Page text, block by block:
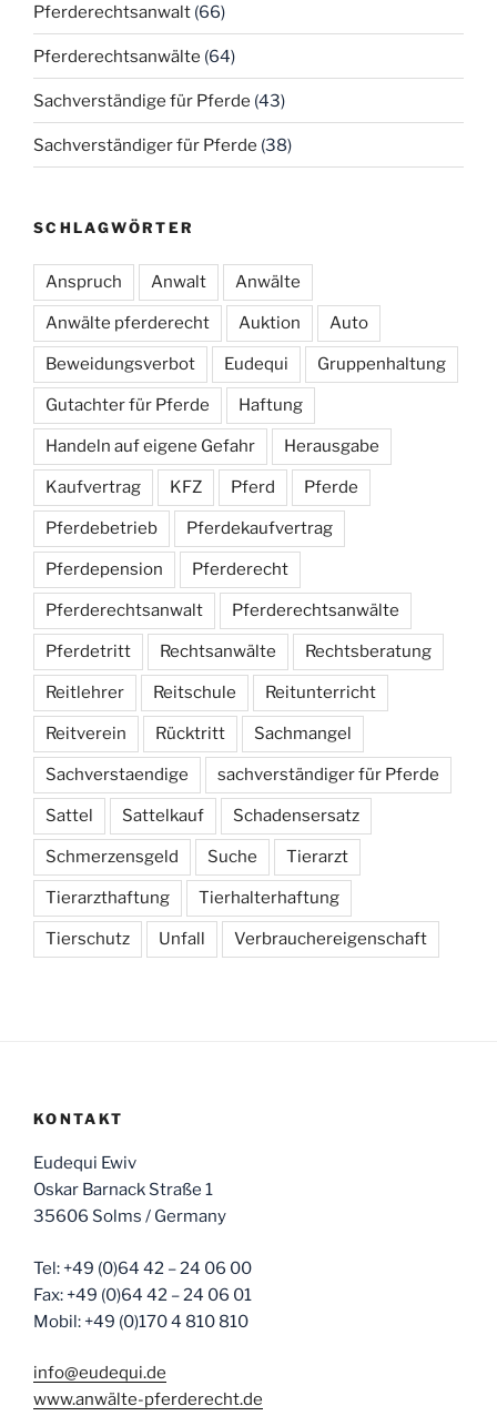
Pferderechtsanwalt (66)
Pferderechtsanwälte (64)
Sachverständige für Pferde (43)
Sachverständiger für Pferde (38)
SCHLAGWÖRTER
Anspruch Anwalt Anwälte
Anwälte pferderecht Auktion Auto
Beweidungsverbot Eudequi Gruppenhaltung
Gutachter für Pferde Haftung
Handeln auf eigene Gefahr Herausgabe
Kaufvertrag KFZ Pferd Pferde
Pferdebetrieb Pferdekaufvertrag
Pferdepension Pferderecht
Pferderechtsanwalt Pferderechtsanwälte
Pferdetritt Rechtsanwälte Rechtsberatung
Reitlehrer Reitschule Reitunterricht
Reitverein Rücktritt Sachmangel
Sachverstaendige sachverständiger für Pferde
Sattel Sattelkauf Schadensersatz
Schmerzensgeld Suche Tierarzt
Tierarzthaftung Tierhalterhaftung
Tierschutz Unfall Verbrauchereigenschaft
KONTAKT
Eudequi Ewiv
Oskar Barnack Straße 1
35606 Solms / Germany
Tel: +49 (0)64 42 – 24 06 00
Fax: +49 (0)64 42 – 24 06 01
Mobil: +49 (0)170 4 810 810
info@eudequi.de
www.anwälte-pferderecht.de